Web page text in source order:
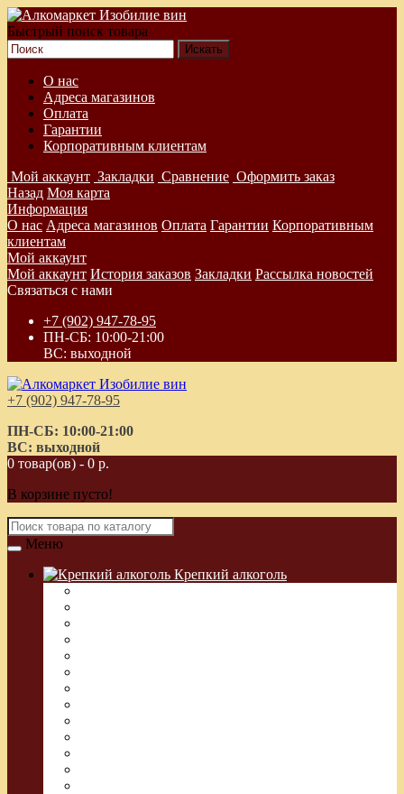
Быстрый поиск товара
О нас
Адреса магазинов
Оплата
Гарантии
Корпоративным клиентам
Мой аккаунт Закладки Сравнение Оформить заказ
Назад Моя карта
Информация
О нас Адреса магазинов Оплата Гарантии Корпоративным
клиентам
Мой аккаунт
Мой аккаунт История заказов Закладки Рассылка новостей
Связаться с нами
+7 (902) 947-78-95
ПН-СБ: 10:00-21:00
ВС: выходной
+7 (902) 947-78-95
ПН-СБ: 10:00-21:00
ВС: выходной
0 товар(ов) - 0 р.
В корзине пусто!
Меню
Крепкий алкоголь